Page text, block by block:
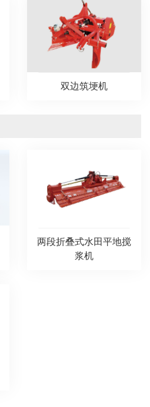
双边筑埂机
两段折叠式水田平地搅
浆机